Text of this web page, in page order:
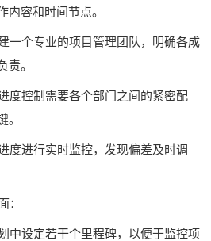
内容和时间节点。
一个专业的项目管理团队，明确各成
责。
度控制需要各个部门之间的紧密配
。
度进行实时监控，发现偏差及时调
：
中设定若干个里程碑，以便于监控项